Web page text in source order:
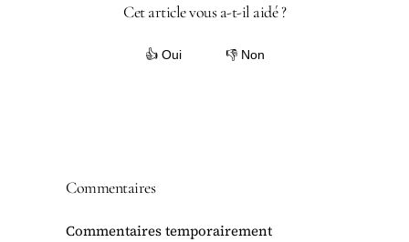
Cet article vous a-t-il aidé ?
👍 Oui 👎 Non
Commentaires
Commentaires temporairement